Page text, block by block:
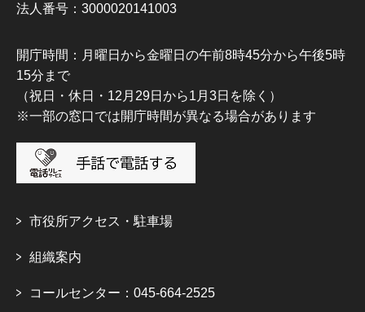
法人番号：3000020141003
開庁時間：月曜日から金曜日の午前8時45分から午後5時
15分まで
（祝日・休日・12月29日から1月3日を除く）
※一部の窓口では開庁時間が異なる場合があります
市役所アクセス・駐車場
組織案内
コールセンター：045-664-2525